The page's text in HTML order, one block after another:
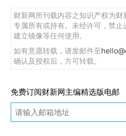
财新网所刊载内容之知识产权为财
专属所有或持有。未经许可，禁止
建立镜像等任何使用。
如有意愿转载，请发邮件至
确认及授权后，方可转载。
免费订阅财新网主编精选版电邮